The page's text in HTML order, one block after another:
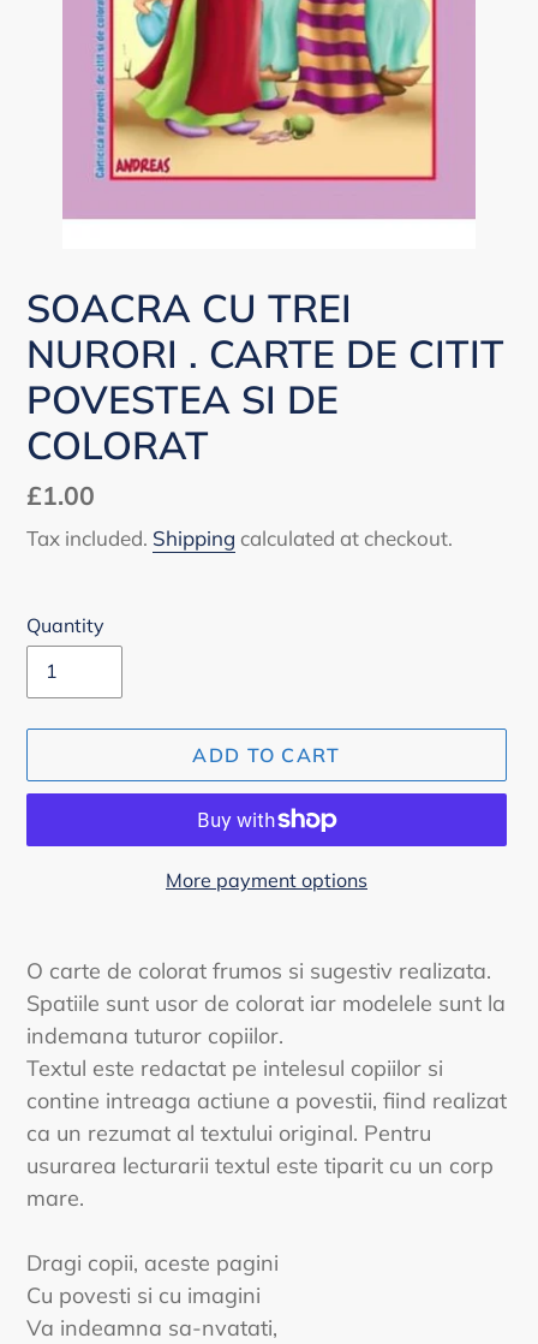
SOACRA CU TREI
NURORI . CARTE DE CITIT
POVESTEA SI DE
COLORAT
Regular
price
£1.00
Tax included. Shipping calculated at checkout.
Quantity
ADD TO CART
More payment options
product
to
your
cart
O carte de colorat frumos si sugestiv realizata.
Spatiile sunt usor de colorat iar modelele sunt la
indemana tuturor copiilor.
Textul este redactat pe intelesul copiilor si
contine intreaga actiune a povestii, fiind realizat
ca un rezumat al textului original. Pentru
usurarea lecturarii textul este tiparit cu un corp
mare.
Dragi copii, aceste pagini
Cu povesti si cu imagini
Va indeamna sa-nvatati,